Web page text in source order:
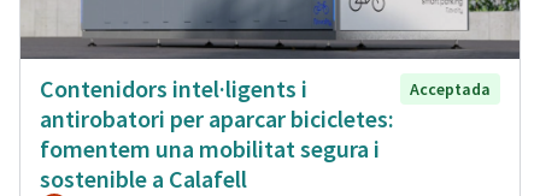
Contenidors intel·ligents i
antirobatori per aparcar bicicletes:
fomentem una mobilitat segura i
sostenible a Calafell
Acceptada